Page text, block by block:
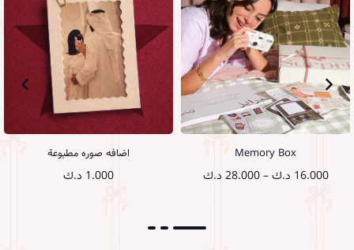
Memory Box
16.000 د.ك –
28.000 د.كنطاق
اضافه صوره مطبوعة
1.000 د.ك